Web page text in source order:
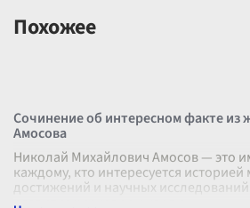
Похожее
Сочинение об интересном факте из
Амосова
Николай Михайлович Амосов — это
каждому, кто интересуется
достижений и научных
развитие хирургии и карди